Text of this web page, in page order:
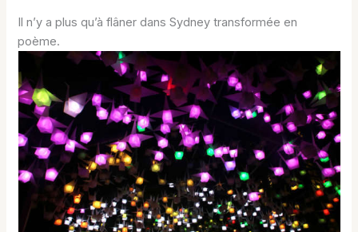
Il n’y a plus qu’à flâner dans Sydney transformée en
poème.